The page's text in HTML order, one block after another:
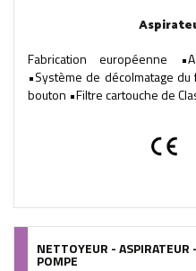
Fabrication européenne
•Système de décolmatage du
bouton •Filtre cartouche de
NETTOYEUR - ASPIRATEUR -
POMPE